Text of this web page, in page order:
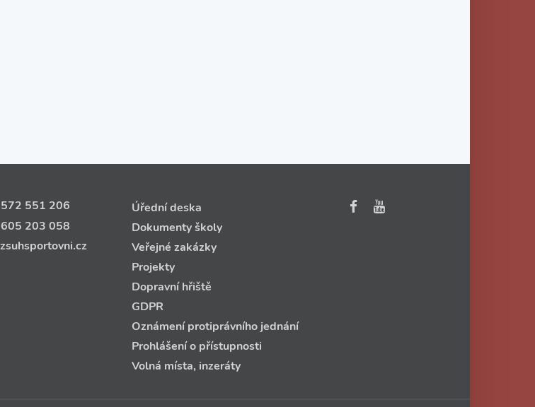
551 206
203 058
Úřední deska
Dokumenty školy
Veřejné zakázky
Projekty
Dopravní hřiště
GDPR
Oznámení protiprávního jednání
Prohlášení o přístupnosti
Volná místa, inzeráty